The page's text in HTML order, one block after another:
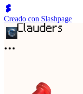
Creado con Slashpage